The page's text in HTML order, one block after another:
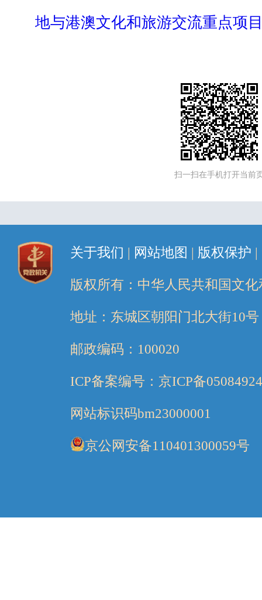
地与港澳文化和旅游交流重点项
扫一扫在手机打开当前
关于我们 | 网站地图 | 版权保护 |
版权所有：中华人民共和国文
地址：东城区朝阳门北大街10号
邮政编码：100020
ICP备案编号：京ICP备
网站标识码bm23000001
京公网安备110401300059号